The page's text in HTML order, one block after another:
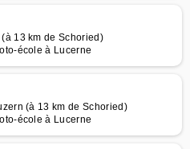
13 km de Schoried)
école à Lucerne
(à 13 km de Schoried)
école à Lucerne